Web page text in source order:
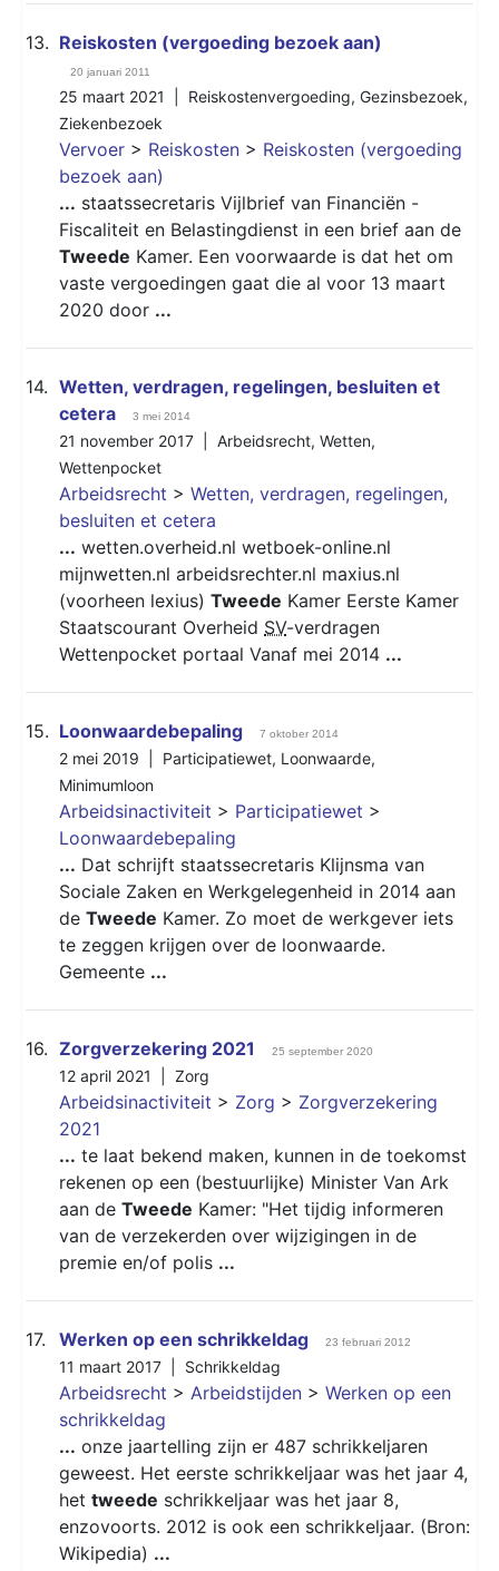
13. Reiskosten (vergoeding bezoek aan)
20 januari 2011
25 maart 2021 | Reiskostenvergoeding, Gezinsbezoek,
Ziekenbezoek
Vervoer > Reiskosten > Reiskosten (vergoeding
bezoek aan)
... staatssecretaris Vijlbrief van Financiën -
Fiscaliteit en Belastingdienst in een brief aan de
Tweede Kamer. Een voorwaarde is dat het om
vaste vergoedingen gaat die al voor 13 maart
2020 door ...
14. Wetten, verdragen, regelingen, besluiten et
cetera
3 mei 2014
21 november 2017 | Arbeidsrecht, Wetten,
Wettenpocket
Arbeidsrecht > Wetten, verdragen, regelingen,
besluiten et cetera
... wetten.overheid.nl wetboek-online.nl
mijnwetten.nl arbeidsrechter.nl maxius.nl
(voorheen lexius) Tweede Kamer Eerste Kamer
Staatscourant Overheid SV-verdragen
Wettenpocket portaal Vanaf mei 2014 ...
15. Loonwaardebepaling 7 oktober 2014
2 mei 2019 | Participatiewet, Loonwaarde,
Minimumloon
Arbeidsinactiviteit > Participatiewet >
Loonwaardebepaling
... Dat schrijft staatssecretaris Klijnsma van
Sociale Zaken en Werkgelegenheid in 2014 aan
de Tweede Kamer. Zo moet de werkgever iets
te zeggen krijgen over de loonwaarde.
Gemeente ...
16. Zorgverzekering 2021 25 september 2020
12 april 2021 | Zorg
Arbeidsinactiviteit > Zorg > Zorgverzekering
2021
... te laat bekend maken, kunnen in de toekomst
rekenen op een (bestuurlijke) Minister Van Ark
aan de Tweede Kamer: "Het tijdig informeren
van de verzekerden over wijzigingen in de
premie en/of polis ...
17. Werken op een schrikkeldag 23 februari 2012
11 maart 2017 | Schrikkeldag
Arbeidsrecht > Arbeidstijden > Werken op een
schrikkeldag
... onze jaartelling zijn er 487 schrikkeljaren
geweest. Het eerste schrikkeljaar was het jaar 4,
het tweede schrikkeljaar was het jaar 8,
enzovoorts. 2012 is ook een schrikkeljaar. (Bron:
Wikipedia) ...